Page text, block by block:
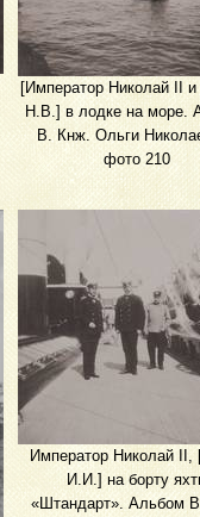
[Император Николай II
Н.В.] в лодке на море.
В. Кнж. Ольги
фото 210
Император Николай II,
И.И.] на борту
«Штандарт». Альбом